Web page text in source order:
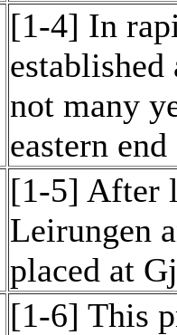
[1-4] In
not many
eastern
[1-5] After
Leirungen
placed at
[1-6] This